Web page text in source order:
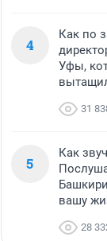
4
Как по
Уфы,
31
5
Как
вашу
28